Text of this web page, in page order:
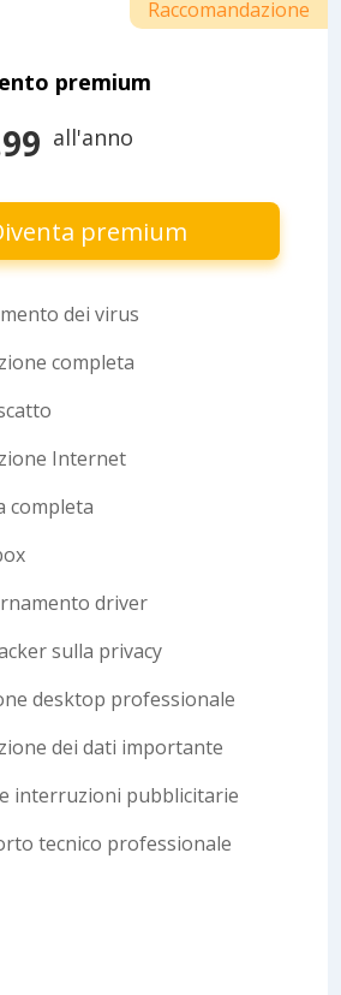
Raccomandazione
premium
all'anno
premium
dei virus
completa
Internet
completa
driver
sulla privacy
desktop professionale
dei dati importante
interruzioni pubblicitarie
tecnico professionale